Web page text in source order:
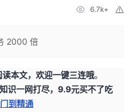
6.7k+
2000 倍
本文，欢迎一键三连哦。
识一网打尽，9.9元买不了吃
到精通